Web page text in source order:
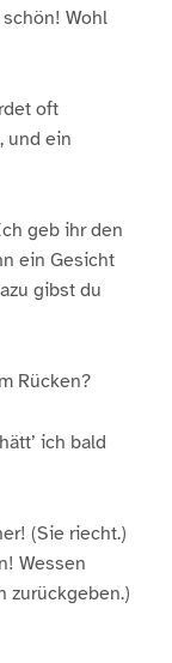
Wohl
oft
und ein
geb ihr den
ein Gesicht
gibst du
Rücken?
ich bald
(Sie riecht.)
Wessen
zurückgeben.)